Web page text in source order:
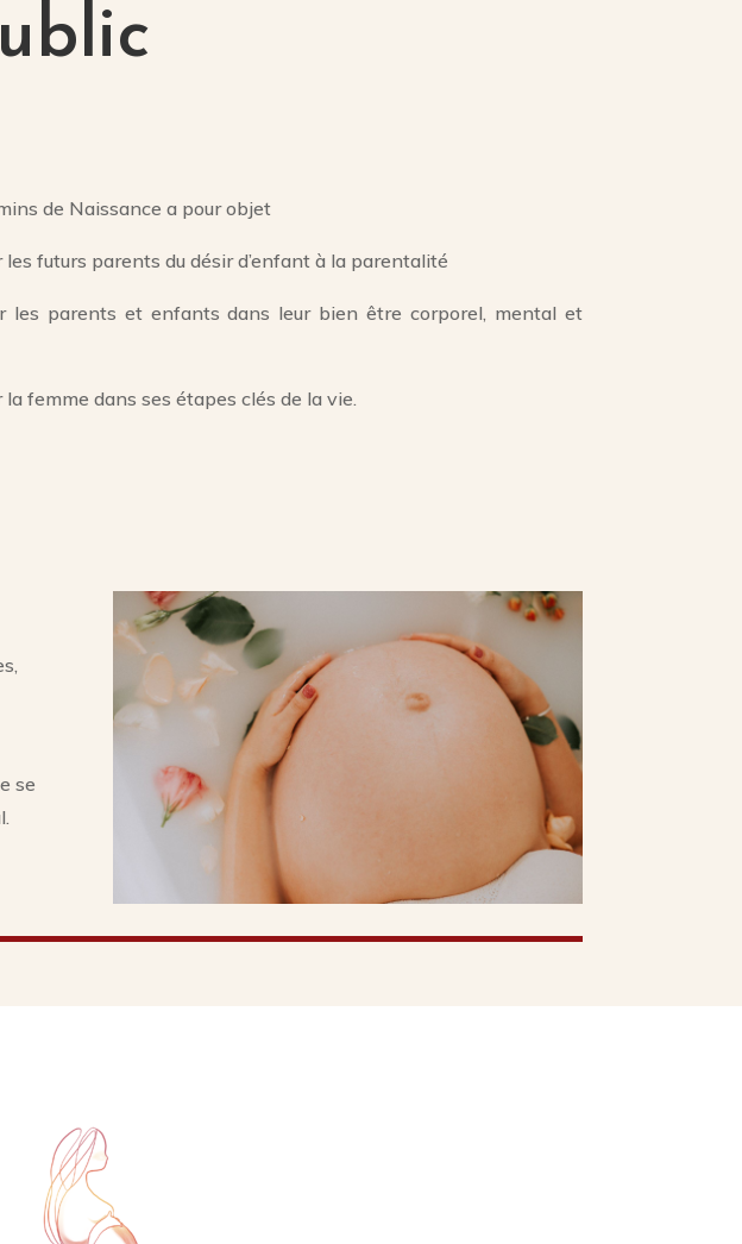
de Naissance a pour objet
les futurs parents du désir d’enfant à la parentalité
les parents et enfants dans leur bien être corporel, mental et
la femme dans ses étapes clés de la vie.
se